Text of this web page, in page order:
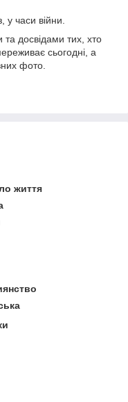
у часи війни.
досвідами тих, хто
сьогодні, а
фото.
життя